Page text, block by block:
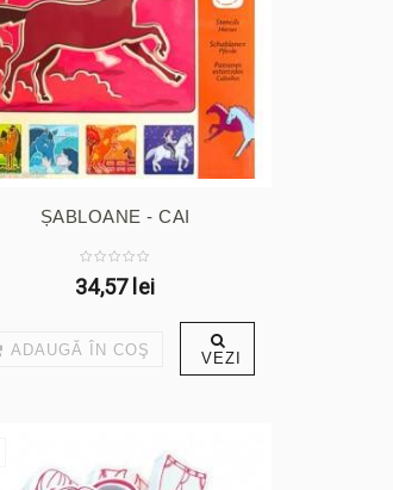
ȘABLOANE - CAI
34,57 lei
ADAUGĂ ÎN COŞ VEZI